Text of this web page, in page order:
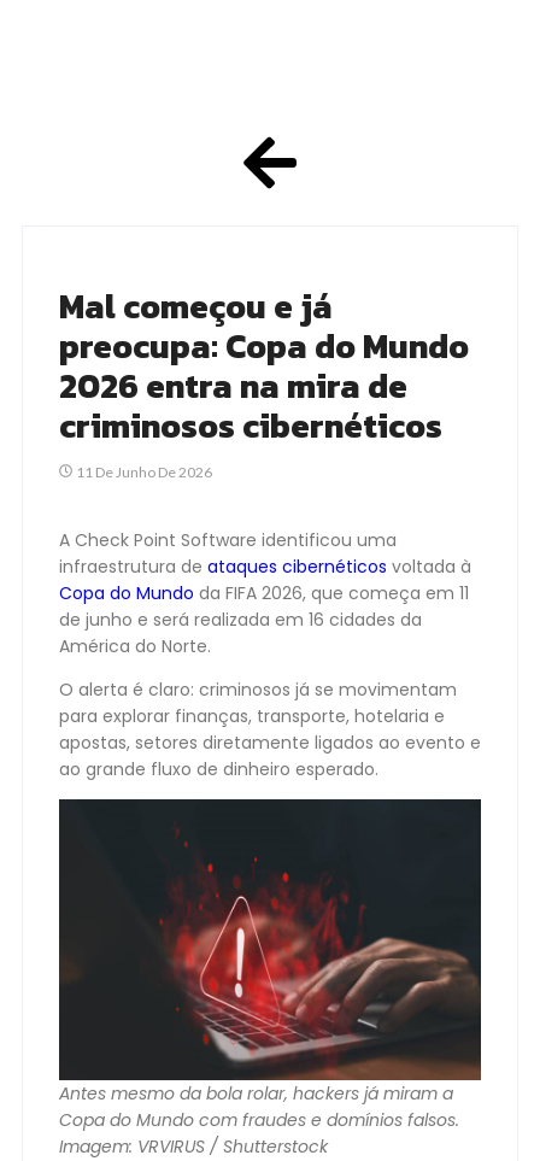
Mal começou e já
preocupa: Copa do Mundo
2026 entra na mira de
criminosos cibernéticos
11 De Junho De 2026
A Check Point Software identificou uma
infraestrutura de ataques cibernéticos voltada à
Copa do Mundo da FIFA 2026, que começa em 11
de junho e será realizada em 16 cidades da
América do Norte.
O alerta é claro: criminosos já se movimentam
para explorar finanças, transporte, hotelaria e
apostas, setores diretamente ligados ao evento e
ao grande fluxo de dinheiro esperado.
Antes mesmo da bola rolar, hackers já miram a
Copa do Mundo com fraudes e domínios falsos.
Imagem: VRVIRUS / Shutterstock